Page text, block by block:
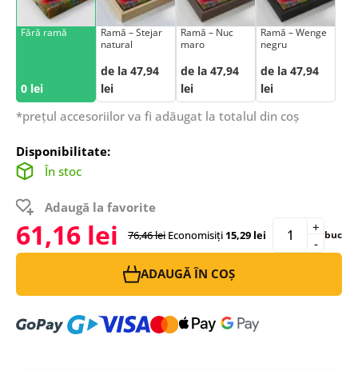
Fără ramă
0 lei
Ramă – Stejar
natural
de la 47,94
lei
Ramă – Nuc
maro
de la 47,94
lei
Ramă – Wenge
negru
de la 47,94
lei
*prețul accesoriilor va fi adăugat la totalul din coș
Disponibilitate:
În stoc
Adaugă la favorite
61,16 lei 76,46 lei Economisiți15,29 lei -
+ buc
ADAUGĂ ÎN COȘ